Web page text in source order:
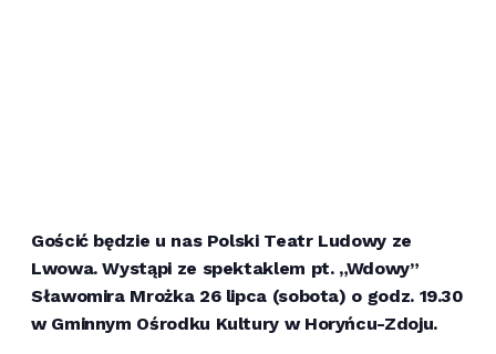
Gościć będzie u nas Polski Teatr Ludowy ze
Lwowa. Wystąpi ze spektaklem pt. „Wdowy”
Sławomira Mrożka 26 lipca (sobota) o godz. 19.30
w Gminnym Ośrodku Kultury w Horyńcu-Zdoju.